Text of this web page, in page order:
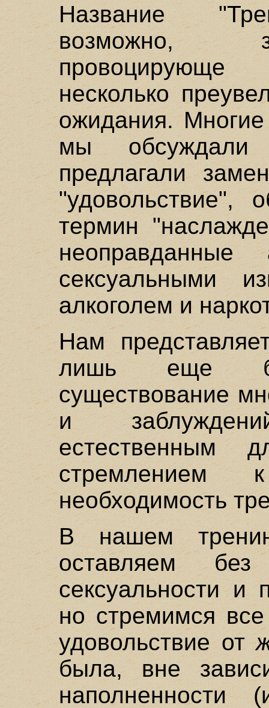
Название
возможно,
несколько
ожидания.
мы
предлагали
"удовольствие",
термин
сексуальными
алкоголем и
Нам
лишь еще
существование
и
естественным
стремлением
необходимость
В нашем
оставляем
сексуальности и
но стремимся
удовольствие от
была, вне
наполненности